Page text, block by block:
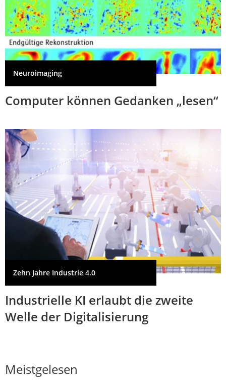
Neuroimaging
Computer können Gedanken „lesen“
Zehn Jahre Industrie 4.0
Industrielle KI erlaubt die zweite
Welle der Digitalisierung
Meistgelesen